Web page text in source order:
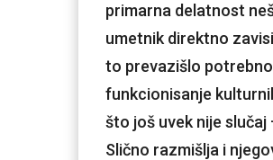
primarna delatnost
umetnik direktno
to prevazišlo
funkcionisanje
što još uvek nije slučaj
Slično razmišlja i